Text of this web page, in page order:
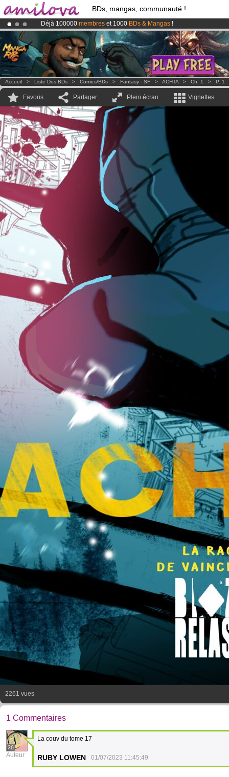
BDs, mangas, communauté !
Déjà 100000 membres et 1000 BDs & Mangas !
Abonnement premium: à partir de3.95 eurospar mois !Clique ici
LeKickstarter Amilova est désormais lancé
Accueil > Liste Des BDs > Comics/BDs > Fantasy - SF > ACHTA > Ch. 1 > P. 1
Favoris Partager Plein écran Vignettes
2261 vues
1 Commentaires
26
Auteur
La couv du tome 17
RUBY LOWEN 01/07/2023 11:45:49